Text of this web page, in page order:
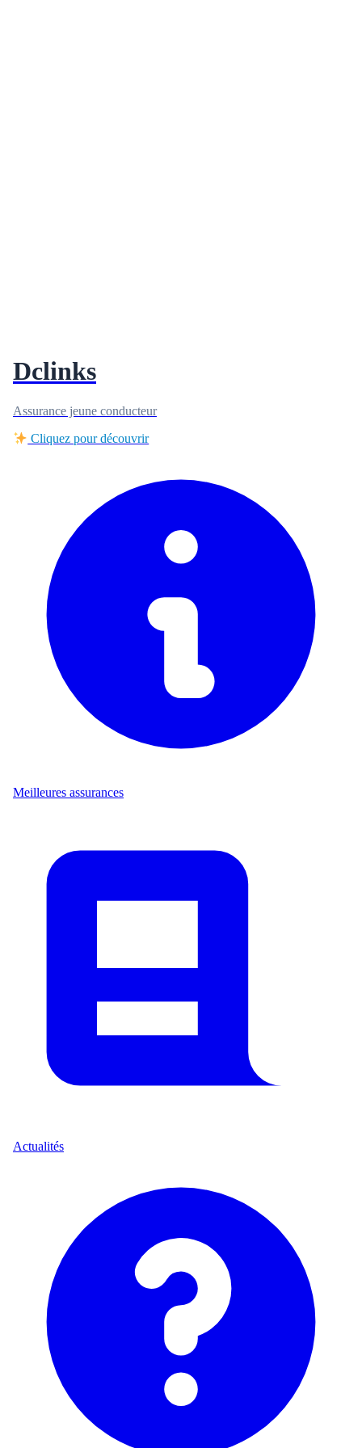
Dclinks
Assurance jeune conducteur
Cliquez pour découvrir
Meilleures assurances
Actualités